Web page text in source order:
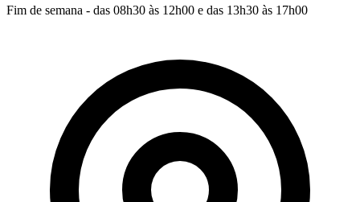
Fim de semana - das 08h30 às 12h00 e das 13h30 às 17h00